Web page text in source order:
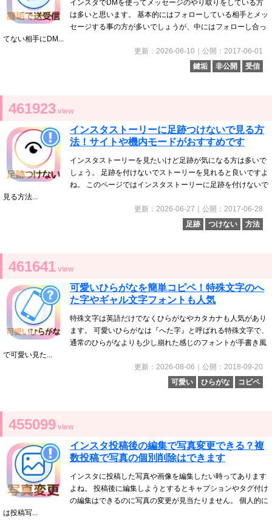
インスタでDMを使ってメッセージのやり取りをしている方
は多いと思います。 基本的にはフォローしている相手とメッ
セージする事の方が多いでしょうが、中にはフォローし合っ
てない相手にDM...
更新：2026-06-10｜公開：2017-06-01
鍵垢
非公開 受信
461923 view
インスタストーリーに足跡つけないで見る方
法！サイトや機内モードがおすすめです
インスタストーリーを見たいけど足跡が気になる方は多いで
しょう。 足跡を付けないでストーリーを見れると良いですよ
ね。 このページではインスタストーリーに足跡を付けないで
見る方法...
更新：2026-06-27｜公開：2017-06-28
足跡
つけない 方法
461641 view
可愛いひらがなを簡単コピペ！特殊文字のへ
た字やギャル文字フォントも人気
特殊文字は英語だけでなくひらがなやカタカナも人気があり
ます。 可愛いひらがなは『へた字』と呼ばれる特殊文字で、
通常のひらがなよりも少し崩れた感じのフォントが手書き風
で可愛い見た...
更新：2026-08-06｜公開：2018-09-20
可愛い
ひらがな コピペ
455099 view
インスタ投稿後の編集で写真変更できる？複
数投稿で写真の個別削除はできます
インスタに投稿した写真や画像を編集したい時ってあります
よね。 投稿後に編集しようとするとキャプションやタグ付け
の編集はできるのに写真の変更が見当たりません。 個人的に
は投稿写...